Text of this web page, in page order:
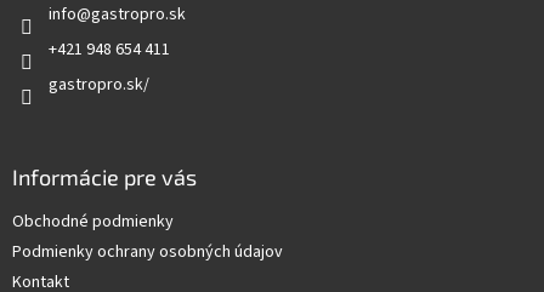
info@gastropro.sk
+421 948 654 411
gastropro.sk/
Informácie pre vás
Obchodné podmienky
Podmienky ochrany osobných údajov
Kontakt